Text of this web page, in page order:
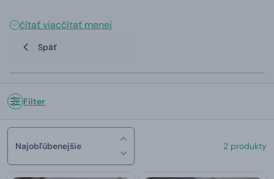
čítať viacčítať menej
Späť
Filter
Najobľúbenejšie 2 produkty